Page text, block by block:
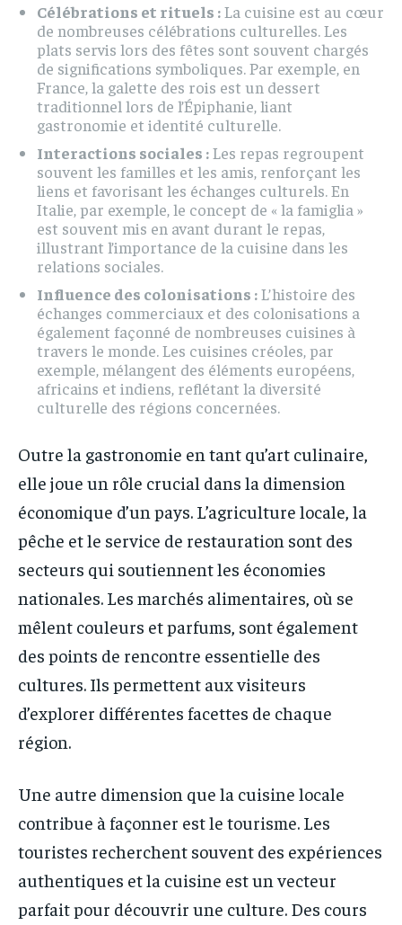
Célébrations et rituels :La cuisine est au cœur
de nombreuses célébrations culturelles. Les
plats servis lors des fêtes sont souvent chargés
de significations symboliques. Par exemple, en
France, la galette des rois est un dessert
traditionnel lors de l’Épiphanie, liant
gastronomie et identité culturelle.
Interactions sociales :Les repas regroupent
souvent les familles et les amis, renforçant les
liens et favorisant les échanges culturels. En
Italie, par exemple, le concept de « la famiglia »
est souvent mis en avant durant le repas,
illustrant l’importance de la cuisine dans les
relations sociales.
Influence des colonisations :L’histoire des
échanges commerciaux et des colonisations a
également façonné de nombreuses cuisines à
travers le monde. Les cuisines créoles, par
exemple, mélangent des éléments européens,
africains et indiens, reflétant la diversité
culturelle des régions concernées.
Outre la gastronomie en tant qu’art culinaire,
elle joue un rôle crucial dans la dimension
économique d’un pays. L’agriculture locale, la
pêche et le service de restauration sont des
secteurs qui soutiennent les économies
nationales. Les marchés alimentaires, où se
mêlent couleurs et parfums, sont également
des points de rencontre essentielle des
cultures. Ils permettent aux visiteurs
d’explorer différentes facettes de chaque
région.
Une autre dimension que la cuisine locale
contribue à façonner est le tourisme. Les
touristes recherchent souvent des expériences
authentiques et la cuisine est un vecteur
parfait pour découvrir une culture. Des cours